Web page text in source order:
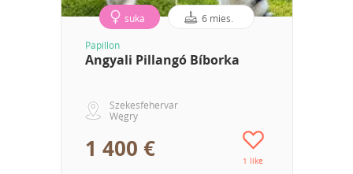
suka 6 mies.
Papillon
Angyali Pillangó Bíborka
Szekesfehervar
Węgry
1 400 € 1 like